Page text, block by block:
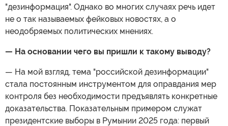
"дезинформация". Однако во многих случаях речь идет
не о так называемых фейковых новостях, а о
неодобряемых политических мнениях.
— На основании чего вы пришли к такому выводу?
— На мой взгляд, тема "российской дезинформации"
стала постоянным инструментом для оправдания мер
контроля без необходимости предъявлять конкретные
доказательства. Показательным примером служат
президентские выборы в Румынии 2025 года: первый